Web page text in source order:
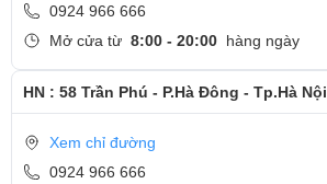
0924 966 666
Mở cửa từ 8:00 - 20:00 hàng ngày
HN : 58 Trần Phú - P.Hà Đông - Tp.Hà Nội
Xem chỉ đường
0924 966 666